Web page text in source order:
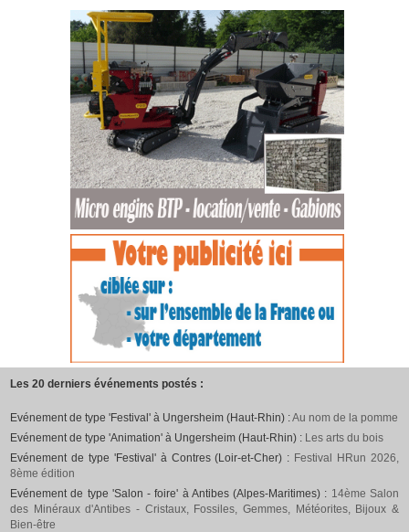
Les 20 derniers événements postés :
Evénement de type 'Festival' à Ungersheim (Haut-Rhin) :Au nom de la pomme
Evénement de type 'Animation' à Ungersheim (Haut-Rhin) : Les arts du bois
Evénement de type 'Festival' à Contres (Loir-et-Cher) : Festival HRun 2026,
8ème édition
Evénement de type 'Salon - foire' à Antibes (Alpes-Maritimes) : 14ème Salon
des Minéraux d'Antibes - Cristaux, Fossiles, Gemmes, Météorites, Bijoux &
Bien-être